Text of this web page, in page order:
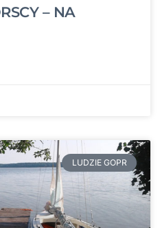
– NA
LUDZIE GOPR